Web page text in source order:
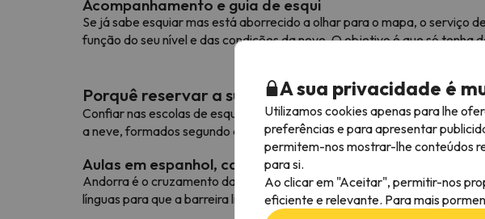
Acompanhamento e guia de esqui
Se já sabe esquiar mas está aborrecido a olhar para o mapa, o serviço
função do seu nível e das condições da neve. O objetivo é que só tenha
Porquê reservar a sua escola de esqui em
Confiar nas escolas de esqui de Grandvalira é a melhor opção para
a neve, formados segundo as normas mais exigentes da EFPEM
Aulas em espanhol, catalão, francês, inglês e muito mais.
Andorra é o cruzamento da Europa e as suas escolas reflectem-no.
línguas para que a barreira linguística não seja um obstáculo entre si e a
A sua privacidade é
Utilizamos cookies apenas para lhe
preferências e para apresentar
permitem-nos mostrar-lhe conteúdos
para si.
Ao clicar em "Aceitar", permitir-nos
eficiente e relevante. Para mais